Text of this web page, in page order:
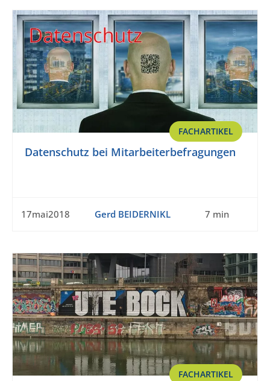
FACHARTIKEL
Datenschutz bei Mitarbeiterbefragungen
17mai2018 Gerd BEIDERNIKL 7 min
FACHARTIKEL